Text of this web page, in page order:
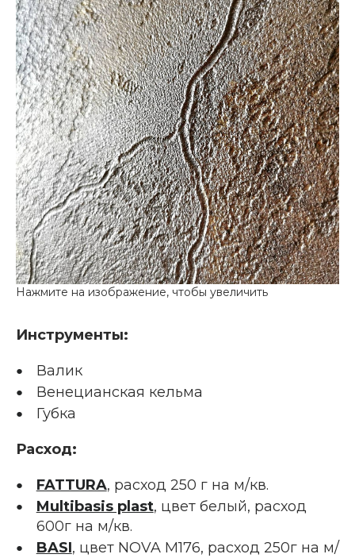
Инструменты:
Валик
Венецианская кельма
Губка
Расход:
FATTURA, расход 250 г на м/кв.
Multibasis plast, цвет белый, расход
600г на м/кв.
BASI, цвет NOVA M176, расход 250г на м/